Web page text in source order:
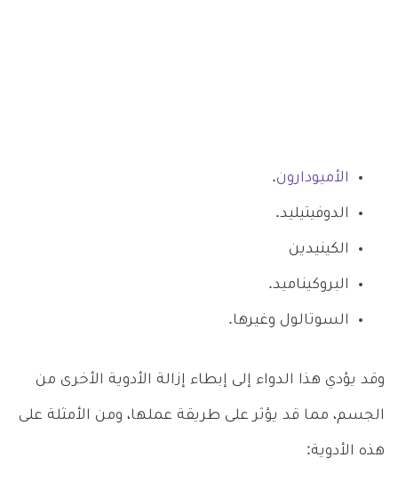
الأميودارون.
الدوفيتيليد.
الكينيدين
البروكيناميد.
السوتالول وغيرها.
وقد يؤدي هذا الدواء إلى إبطاء إزالة الأدوية الأخرى من
الجسم، مما قد يؤثر على طريقة عملها، ومن الأمثلة على
هذه الأدوية: